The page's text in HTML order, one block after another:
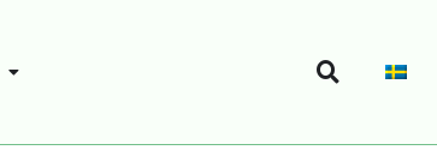
ÖPPNA OM OSS Sök